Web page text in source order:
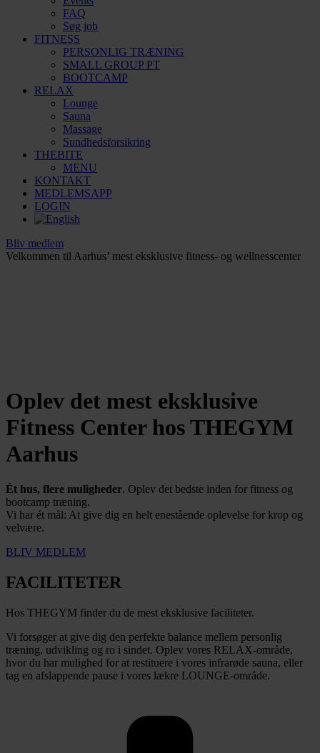
FAQ
Søg job
FITNESS
PERSONLIG TRÆNING
SMALL GROUP PT
BOOTCAMP
RELAX
Lounge
Sauna
Massage
Sundhedsforsikring
THEBITE
MENU
KONTAKT
MEDLEMSAPP
LOGIN
Bliv medlem
Velkommen til Aarhus’ mest eksklusive fitness- og wellnesscenter
Oplev det mest eksklusive
Fitness Center hos THEGYM
Aarhus
Ét hus, flere muligheder. Oplev det bedste inden for fitness og
bootcamp træning.
Vi har ét mål: At give dig en helt enestående oplevelse for krop og
velvære.
BLIV MEDLEM
FACILITETER
Hos THEGYM finder du de mest eksklusive faciliteter.
Vi forsøger at give dig den perfekte balance mellem personlig
træning, udvikling og ro i sindet. Oplev vores RELAX-område,
hvor du har mulighed for at restituere i vores infrarøde sauna, eller
tag en afslappende pause i vores lækre LOUNGE-område.